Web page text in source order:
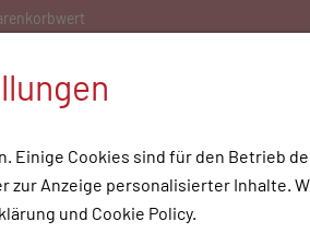
Service
Unsere Apotheke
Einige Cookies sind für den Betrieb
Anzeige personalisierter Inhalte.
und Cookie Policy.